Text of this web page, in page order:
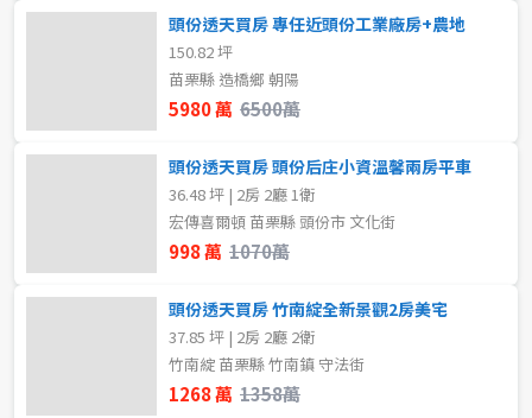
頭份透天買房 專任近頭份工業廠房+農地
150.82 坪
苗栗縣 造橋鄉 朝陽
5980 萬 6500萬
頭份透天買房 頭份后庄小資溫馨兩房平車
36.48 坪 | 2房 2廳 1衛
宏傳喜爾頓 苗栗縣 頭份市 文化街
998 萬 1070萬
頭份透天買房 竹南綻全新景觀2房美宅
37.85 坪 | 2房 2廳 2衛
竹南綻 苗栗縣 竹南鎮 守法街
1268 萬 1358萬